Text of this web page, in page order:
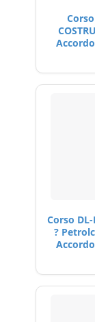
Corso
?